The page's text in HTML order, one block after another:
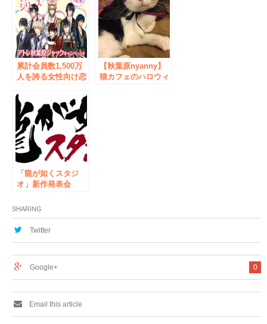
累計会員数1,500万
人を誇る女性向け恋
シリーズ」のアトレ
秋葉原ジャックを記
念して、アトレ秋葉
原との期間限定コラ
ボキャンペーンを6
月20日より開催決
定！
【秋葉原nyanny】
猫カフェのハロウィ
「龍が如くスタジ
オ」新作発表会
（土）19:00～＠秋
葉原UDXシアターで
開催決定 抽選で一
SHARING
Twitter
0
Google+
Email this article